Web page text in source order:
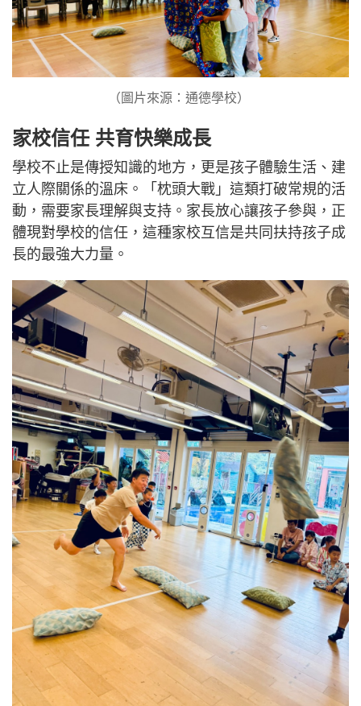
（圖片來源：通德學校） ​
家校信任 共育快樂成長
學校不止是傳授知識的地方，更是孩子體驗生活、建
立人際關係的溫床。「枕頭大戰」這類打破常規的活
動，需要家長理解與支持。家長放心讓孩子參與，正
體現對學校的信任，這種家校互信是共同扶持孩子成
長的最強大力量。